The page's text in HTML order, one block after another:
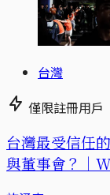
台灣
僅限註冊用戶
台灣最受信任
與董事會？｜